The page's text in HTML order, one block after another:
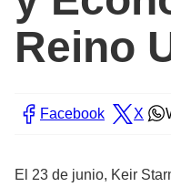
Reino
Facebook X
El 23 de junio, Keir